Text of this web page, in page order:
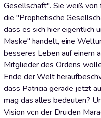
Gesellschaft". Sie weiß von
die "Prophetische
dass es sich hier eigentlich
Maske" handelt, eine
besseres Leben auf einem
Mitglieder des Ordens
Ende der Welt
dass Patricia gerade jetzt
mag das alles bedeuten?
Vision von der Druiden